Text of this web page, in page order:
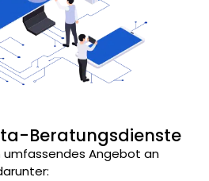
Beratungsdienste
Angebot an